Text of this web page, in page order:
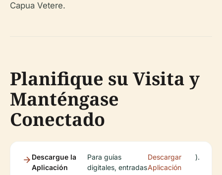
Capua Vetere.
Planifique su Visita y
Manténgase
Conectado
Descargue la
Aplicación
Para guías
digitales, entradas
Descargar
Aplicación
).